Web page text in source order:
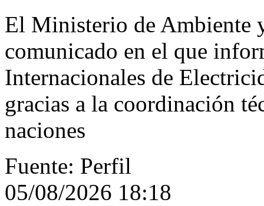
El Ministerio de Ambiente
comunicado en el que
Internacionales de
gracias a la coordinación
naciones
Fuente: Perfil
05/08/2026 18:18